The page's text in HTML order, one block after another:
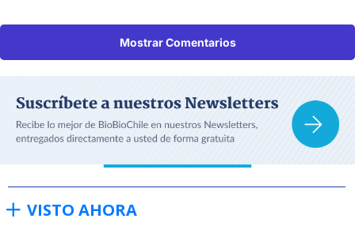
Mostrar Comentarios
VISTO AHORA